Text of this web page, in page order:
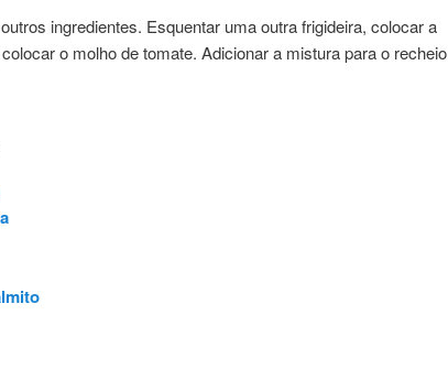
ingredientes. Esquentar uma outra frigideira, colocar a
o molho de tomate. Adicionar a mistura para o recheio